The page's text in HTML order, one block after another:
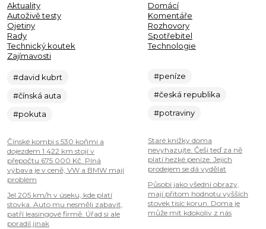
Aktuality
Autoživě testy
Ojetiny
Rady
Technický koutek
Zajímavosti
#david kubrt
#čínská auta
#pokuta
Čínské kombi s 530 koňmi a
dojezdem 1 422 km stojí v
přepočtu 675 000 Kč. Plná
výbava je v ceně, VW a BMW mají
problém
Jel 205 km/h v úseku, kde platí
stovka. Auto mu nesměli zabavit,
patří leasingové firmě. Úřad si ale
poradil jinak
Domácí
Komentáře
Rozhovory
Spotřebitel
Technologie
#peníze
#česká republika
#potraviny
Staré knížky doma
nevyhazujte. Češi teď za ně
platí hezké peníze. Jejich
prodejem se dá vydělat
Působí jako všední obrazy,
mají přitom hodnotu vyšších
stovek tisíc korun. Doma je
může mít kdokoliv z nás